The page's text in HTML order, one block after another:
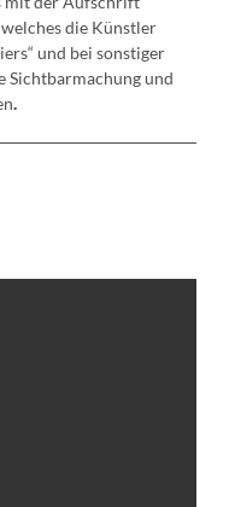
die Künstler
und bei sonstiger
Sichtbarmachung und
.